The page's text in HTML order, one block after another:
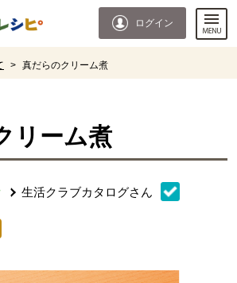
ログイン
> 真だらのクリーム煮
リーム煮
生活クラブカタログさん